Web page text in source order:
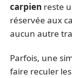
carpien reste
réservée aux
aucun autre
Parfois, une
faire reculer